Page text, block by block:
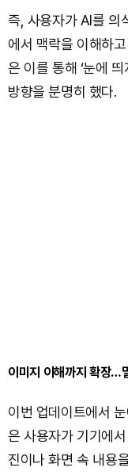
즉, 사용자가 AI를 의
에서 맥락을 이해하
은 이를 통해 ‘눈에
방향을 분명히 했다.
이미지 이해까지 확장…
이번 업데이트에서
은 사용자가 기기에
진이나 화면 속 내용